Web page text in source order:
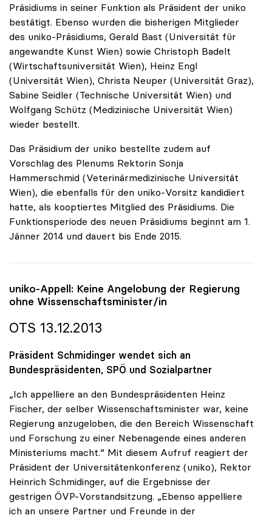
Präsidiums in seiner Funktion als Präsident der uniko
bestätigt. Ebenso wurden die bisherigen Mitglieder
des uniko-Präsidiums, Gerald Bast (Universität für
angewandte Kunst Wien) sowie Christoph Badelt
(Wirtschaftsuniversität Wien), Heinz Engl
(Universität Wien), Christa Neuper (Universität Graz),
Sabine Seidler (Technische Universität Wien) und
Wolfgang Schütz (Medizinische Universität Wien)
wieder bestellt.
Das Präsidium der uniko bestellte zudem auf
Vorschlag des Plenums Rektorin Sonja
Hammerschmid (Veterinärmedizinische Universität
Wien), die ebenfalls für den uniko-Vorsitz kandidiert
hatte, als kooptiertes Mitglied des Präsidiums. Die
Funktionsperiode des neuen Präsidiums beginnt am 1.
Jänner 2014 und dauert bis Ende 2015.
uniko-Appell: Keine Angelobung der Regierung
ohne Wissenschaftsminister/in
OTS 13.12.2013
Präsident Schmidinger wendet sich an
Bundespräsidenten, SPÖ und Sozialpartner
„Ich appelliere an den Bundespräsidenten Heinz
Fischer, der selber Wissenschaftsminister war, keine
Regierung anzugeloben, die den Bereich Wissenschaft
und Forschung zu einer Nebenagende eines anderen
Ministeriums macht.“ Mit diesem Aufruf reagiert der
Präsident der Universitätenkonferenz (uniko), Rektor
Heinrich Schmidinger, auf die Ergebnisse der
gestrigen ÖVP-Vorstandsitzung. „Ebenso appelliere
ich an unsere Partner und Freunde in der